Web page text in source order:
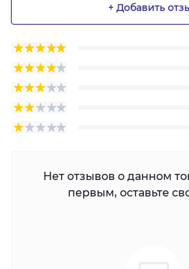
+ Добавить
Нет отзывов о данном
первым, оставьте